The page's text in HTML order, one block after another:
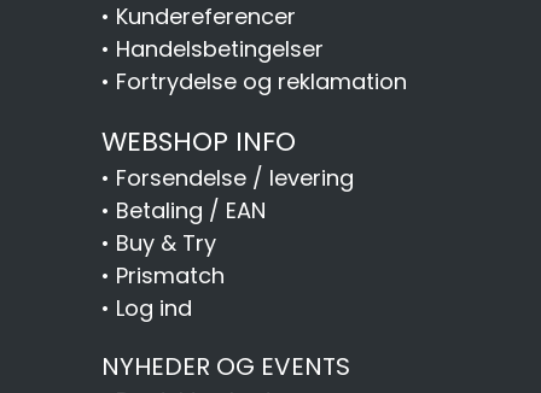
• Kundereferencer
• Handelsbetingelser
• Fortrydelse og reklamation
WEBSHOP INFO
• Forsendelse / levering
• Betaling / EAN
• Buy & Try
• Prismatch
• Log ind
NYHEDER OG EVENTS